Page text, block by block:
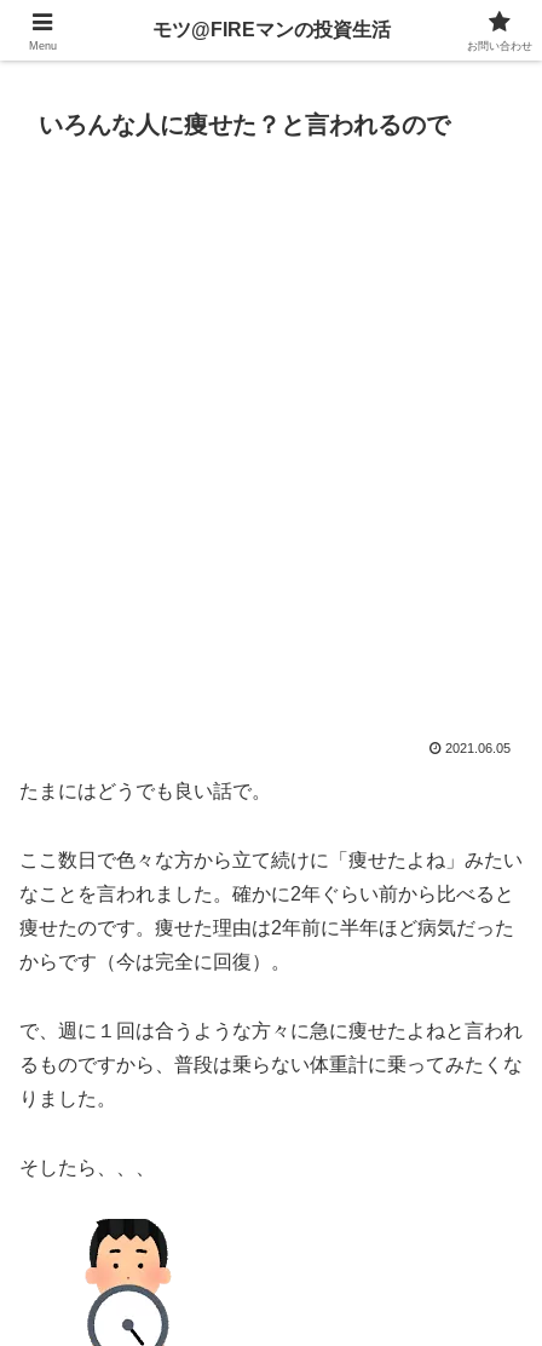
不動産、投資信託、暗号資産、株式、等々への投資について
いろんな人に痩せた？と言われるので
2021.06.05
たまにはどうでも良い話で。
ここ数日で色々な方から立て続けに「痩せたよね」みたい
なことを言われました。確かに2年ぐらい前から比べると
痩せたのです。痩せた理由は2年前に半年ほど病気だった
からです（今は完全に回復）。
で、週に１回は合うような方々に急に痩せたよねと言われ
るものですから、普段は乗らない体重計に乗ってみたくな
りました。
そしたら、、、
Menu
モツ@FIREマンの投資生活
お問い合わせ